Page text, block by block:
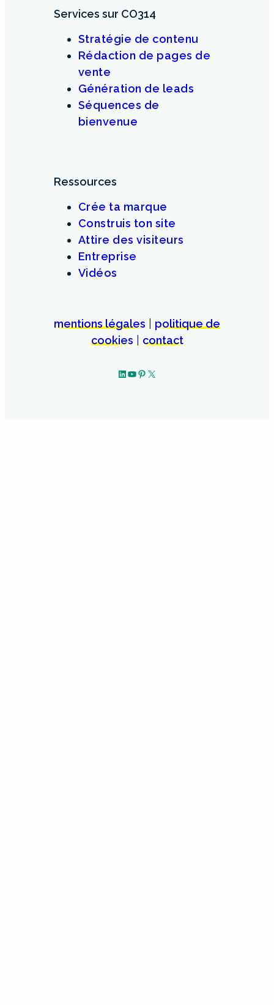
Services sur CO314
Stratégie de contenu
Rédaction de pages de
vente
Génération de leads
Séquences de
bienvenue
Ressources
Crée ta marque
Construis ton site
Attire des visiteurs
Entreprise
Vidéos
mentions légales
politique de
cookies
contact
LinkedIn
YouTube
Pinterest
X